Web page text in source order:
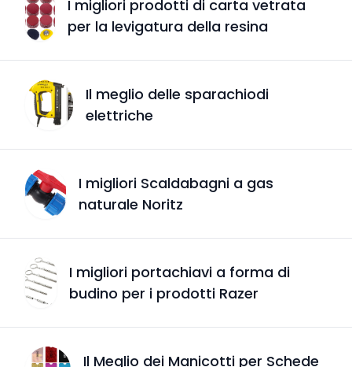
I migliori prodotti di carta vetrata
per la levigatura della resina
Il meglio delle sparachiodi
elettriche
I migliori Scaldabagni a gas
naturale Noritz
I migliori portachiavi a forma di
budino per i prodotti Razer
Il Meglio dei Manicotti per Schede